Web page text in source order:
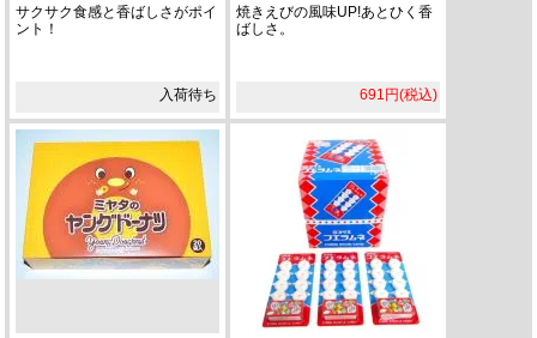
サクサク食感と香ばしさがポイ
ント！
入荷待ち
焼きえびの風味UP!あとひく香
ばしさ。
691円(税込)